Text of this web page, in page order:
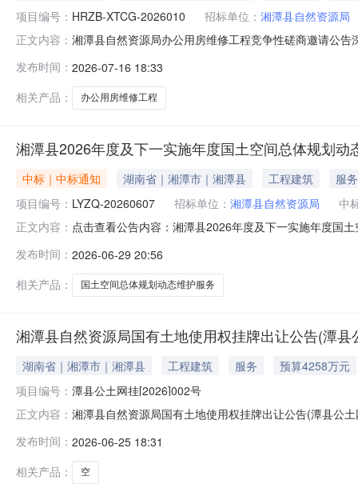
项目编号： HRZB-XTCG-2026010 招标单位： 湘潭县自然资源局
正文内容： 湘潭县自然资源局办公用房维修工程竞争性磋商邀请公
用房维修工程2、委托代理编号：HRZB-XTCG-
竣工。5、本项目
发布时间： 2026-07-16 18:33
相关产品：
办公用房维修工程
湘潭县2026年度及下一实施年度国土空间总体规划动
中标｜中标通知 湖南省｜湘潭市｜湘潭县 工程建筑
服务
项目编号： LYZQ-20260607 招标单位： 湘潭县自然资源局
中
正文内容： 点击查看公告内容：湘潭县2026年度及下一实施年度国
发布时间： 2026-06-29 20:56
相关产品：
国土空间总体规划动态维护服务
湘潭县自然资源局国有土地使用权挂牌出让公告(潭
湖南省｜湘潭市｜湘潭县 工程建筑 服务
预算4258万元
项目编号： 潭县公土网挂[2026]002号
正文内容： 湘潭县自然资源局国有土地使用权挂牌出让公告(潭县公
挂牌出让方式地块的基本情况和规划指标要求：宗地编
发布时间： 2026-06-25 18:31
相关产品：
空